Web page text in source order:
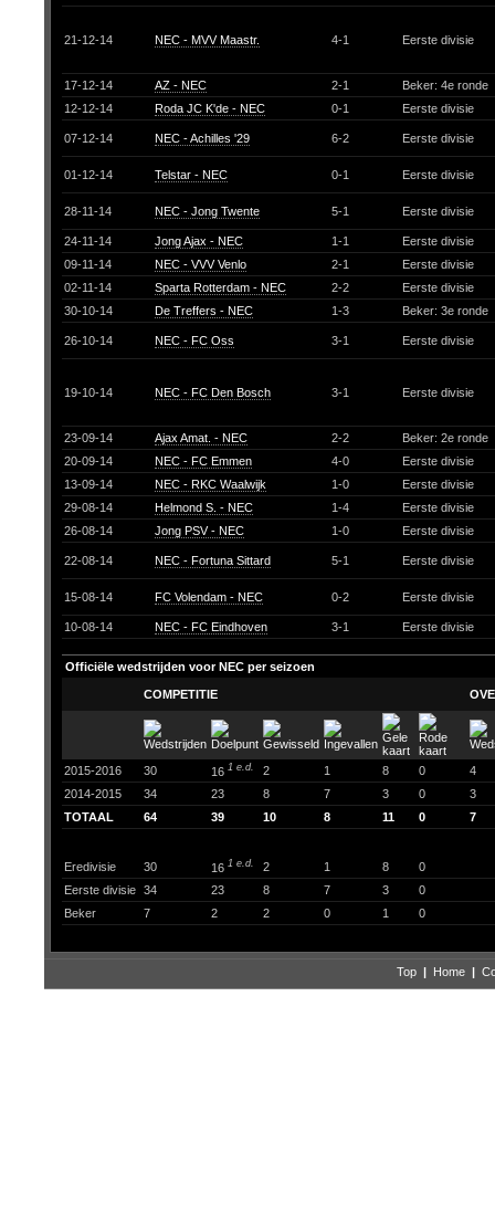
21-12-14 NEC - MVV Maastr. 4-1 Eerste divisie
17-12-14 AZ - NEC 2-1
Beker: 4e ronde
12-12-14
Roda JC K'de - NEC 0-1 Eerste divisie
07-12-14 NEC - Achilles '29 6-2 Eerste divisie
01-12-14 Telstar - NEC 0-1 Eerste divisie
28-11-14 NEC - Jong Twente 5-1 Eerste divisie
24-11-14 Jong Ajax - NEC 1-1
Eerste divisie
09-11-14
NEC - VVV Venlo 2-1
Eerste divisie
02-11-14
Sparta Rotterdam - NEC 2-2
Eerste divisie
30-10-14
De Treffers - NEC 1-3 Beker: 3e ronde
26-10-14 NEC - FC Oss 3-1 Eerste divisie
19-10-14 NEC - FC Den Bosch 3-1 Eerste divisie
23-09-14 Ajax Amat. - NEC 2-2
Beker: 2e ronde
20-09-14
NEC - FC Emmen 4-0
Eerste divisie
13-09-14
NEC - RKC Waalwijk 1-0
Eerste divisie
29-08-14
Helmond S. - NEC 1-4
Eerste divisie
26-08-14
Jong PSV - NEC 1-0 Eerste divisie
22-08-14 NEC - Fortuna Sittard 5-1 Eerste divisie
15-08-14 FC Volendam - NEC 0-2 Eerste divisie
10-08-14 NEC - FC Eindhoven 3-1 Eerste divisie
Officiële wedstrijden voor NEC per seizoen
COMPETITIE
2015-2016 30 16 1 e.d. 2 1 8 0
4
2014-2015
34 23 8 7 3 0
3
TOTAAL
64 39 10 8 11 0 7
Eredivisie 30 16 1 e.d. 2 1 8
0
Eerste divisie 34 23 8 7 3
0
Beker
7 2 2 0 1 0
Top | Home |